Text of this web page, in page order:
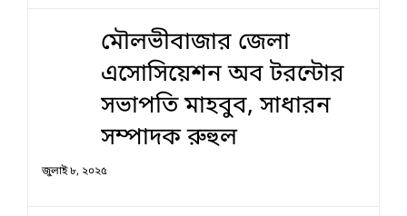
মৌলভীবাজার জেলা
এসোসিয়েশন অব টরন্টোর
সভাপতি মাহবুব, সাধারন
সম্পাদক রুহুল
জুলাই ৮, ২০২৫